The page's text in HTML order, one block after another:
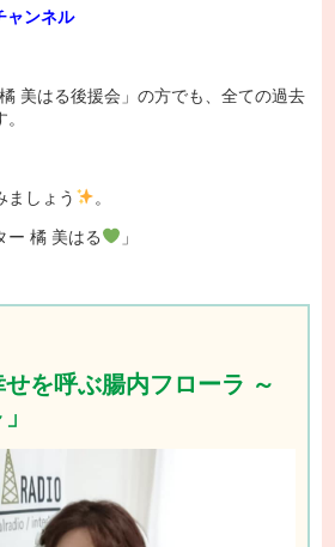
ャンネル
美はる後援会」の方でも、全ての過去
ましょう
。
ー 橘 美はる
」
せを呼ぶ腸内フローラ ～
」